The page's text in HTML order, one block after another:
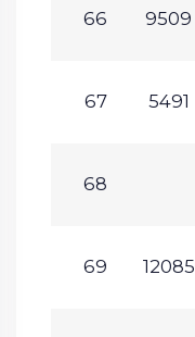
66 9509
67 5491
68
69 12085